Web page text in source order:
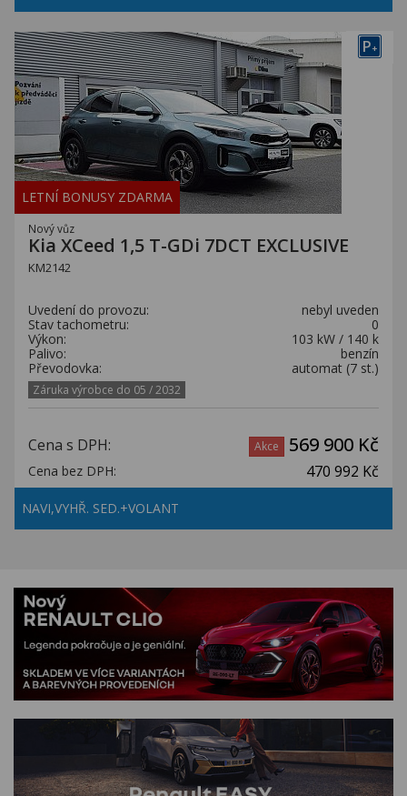
P+
LETNÍ BONUSY ZDARMA
Nový vůz
Kia XCeed 1,5 T-GDi 7DCT EXCLUSIVE
KM2142
Uvedení do provozu:
nebyl uveden
Stav tachometru:
0
Výkon:
103 kW / 140 k
Palivo:
benzín
Převodovka:
automat (7 st.)
Záruka výrobce do 05 / 2032
Cena s DPH: Akce 569 900 Kč
Cena bez DPH: 470 992 Kč
NAVI,VYHŘ. SED.+VOLANT